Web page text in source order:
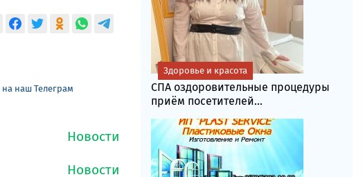
на наш Телеграм
СПА оздоровительные процедуры
приём посетителей...
Здоровье и красота